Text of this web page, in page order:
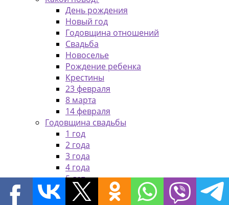
День рождения
Новый год
Годовщина отношений
Свадьба
Новоселье
Рождение ребенка
Крестины
23 февраля
8 марта
14 февраля
Годовщина свадьбы
1 год
2 года
3 года
4 года
5 лет
10 лет
25 лет